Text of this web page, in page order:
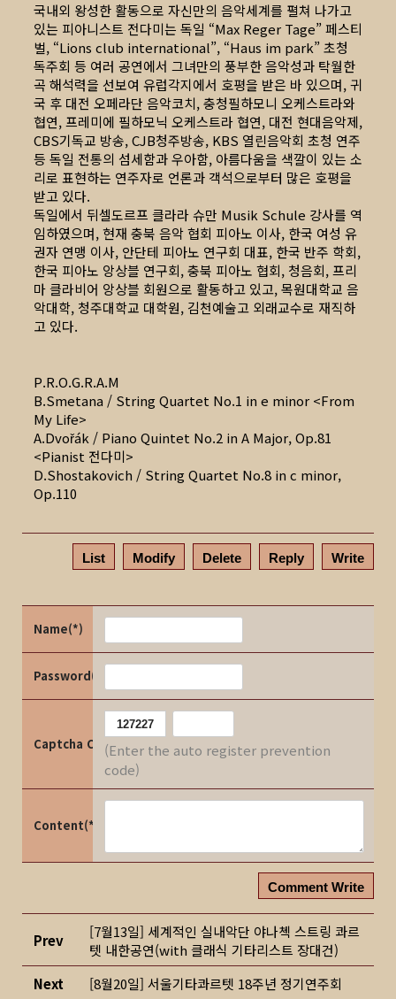
국내외 왕성한 활동으로 자신만의 음악세계를 펼쳐 나가고
있는 피아니스트 전다미는 독일 “Max Reger Tage” 페스티
벌, “Lions club international”, “Haus im park” 초청
독주회 등 여러 공연에서 그녀만의 풍부한 음악성과 탁월한
곡 해석력을 선보여 유럽각지에서 호평을 받은 바 있으며, 귀
국 후 대전 오페라단 음악코치, 충청필하모니 오케스트라와
협연, 프레미에 필하모닉 오케스트라 협연, 대전 현대음악제,
CBS기독교 방송, CJB청주방송, KBS 열린음악회 초청 연주
등 독일 전통의 섬세함과 우아함, 아름다움을 색깔이 있는 소
리로 표현하는 연주자로 언론과 객석으로부터 많은 호평을
받고 있다.
독일에서 뒤셀도르프 클라라 슈만 Musik Schule 강사를 역
임하였으며, 현재 충북 음악 협회 피아노 이사, 한국 여성 유
권자 연맹 이사, 안단테 피아노 연구회 대표, 한국 반주 학회,
한국 피아노 앙상블 연구회, 충북 피아노 협회, 청음회, 프리
마 클라비어 앙상블 회원으로 활동하고 있고, 목원대학교 음
악대학, 청주대학교 대학원, 김천예술고 외래교수로 재직하
고 있다.
P.R.O.G.R.A.M
B.Smetana / String Quartet No.1 in e minor <From
My Life>
A.Dvořák / Piano Quintet No.2 in A Major, Op.81
<Pianist 전다미>
D.Shostakovich / String Quartet No.8 in c minor,
Op.110
List Modify Delete Reply Write
Name(*)
Password(*)
Captcha Code(Enter the auto register prevention
code)
Content(*)
Comment Write
Prev
[7월13일] 세계적인 실내악단 야나첵 스트링 콰르
텟 내한공연(with 클래식 기타리스트 장대건)
Next
[8월20일] 서울기타콰르텟 18주년 정기연주회